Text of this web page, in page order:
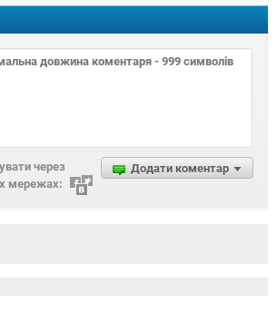
Додати коментар
через
мережах: